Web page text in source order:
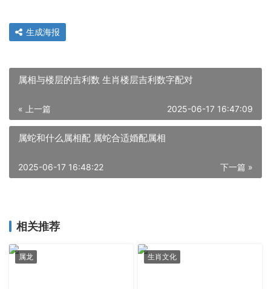
生成海报
属相与楼层的吉利数 生肖楼层吉利数字配对
« 上一篇 2025-06-17 16:47:09
属蛇和什么属相配 属蛇合适婚配属相
下一篇 »
2025-06-17 16:48:22
相关推荐
属龙 生肖文化